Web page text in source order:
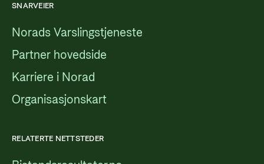
SNARVEIER
Norads Varslingstjeneste
Partner hovedside
Karriere i Norad
Organisasjonskart
RELATERTE NETTSTEDER